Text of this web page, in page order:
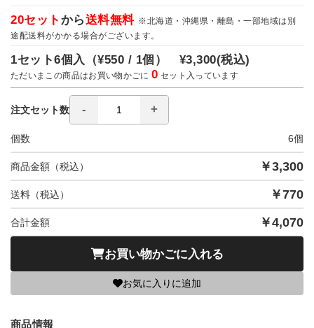
20セット から送料無料 ※北海道・沖縄県・離島・一部地域は別
途配送料がかかる場合がございます。
1セット6個入（¥550 / 1個） ¥3,300(税込)
ただいまこの商品はお買い物かごに0 セット入っています
注文セット数
個数 6個
商品金額（税込） ￥3,300
送料（税込） ￥770
合計金額 ￥4,070
お買い物かごに入れる
お気に入りに追加
商品情報